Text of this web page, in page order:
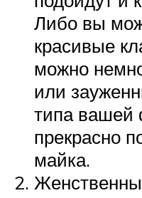
Либо вы
красивые
можно
или
типа вашей
прекрасно
майка.